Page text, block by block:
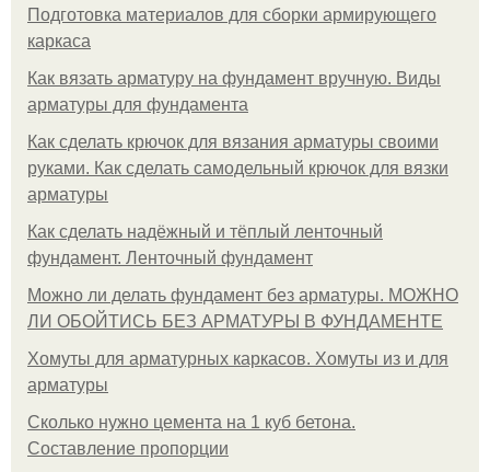
Подготовка материалов для сборки армирующего
каркаса
Как вязать арматуру на фундамент вручную. Виды
арматуры для фундамента
Как сделать крючок для вязания арматуры своими
руками. Как сделать самодельный крючок для вязки
арматуры
Как сделать надёжный и тёплый ленточный
фундамент. Ленточный фундамент
Можно ли делать фундамент без арматуры. МОЖНО
ЛИ ОБОЙТИСЬ БЕЗ АРМАТУРЫ В ФУНДАМЕНТЕ
Хомуты для арматурных каркасов. Хомуты из и для
арматуры
Сколько нужно цемента на 1 куб бетона.
Составление пропорции